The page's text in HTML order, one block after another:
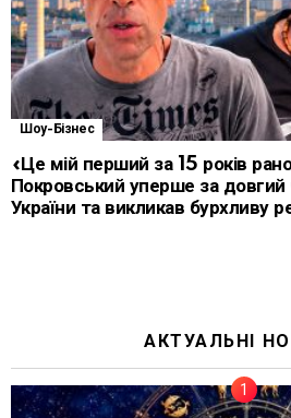
Шоу-Бізнес
«Це мій перший за 15 років
Покровський уперше за довгий
України та викликав бурхливу
АКТУАЛЬНІ